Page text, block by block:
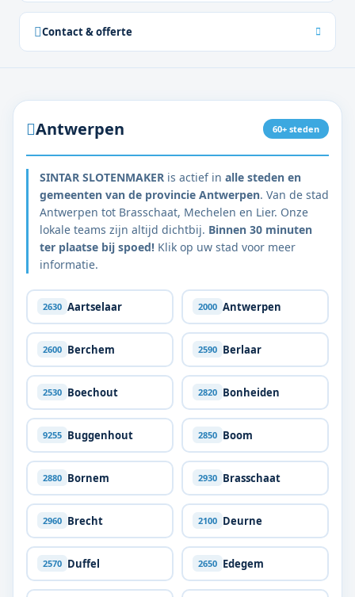
Contact & offerte
Antwerpen 60+ steden
SINTAR SLOTENMAKER is actief in alle steden en
gemeenten van de provincie Antwerpen. Van de stad
Antwerpen tot Brasschaat, Mechelen en Lier. Onze
lokale teams zijn altijd dichtbij. Binnen 30 minuten
ter plaatse bij spoed! Klik op uw stad voor meer
informatie.
2630 Aartselaar 2000 Antwerpen
2600 Berchem 2590 Berlaar
2530 Boechout 2820 Bonheiden
9255 Buggenhout 2850 Boom
2880 Bornem 2930 Brasschaat
2960 Brecht 2100 Deurne
2570 Duffel 2650 Edegem